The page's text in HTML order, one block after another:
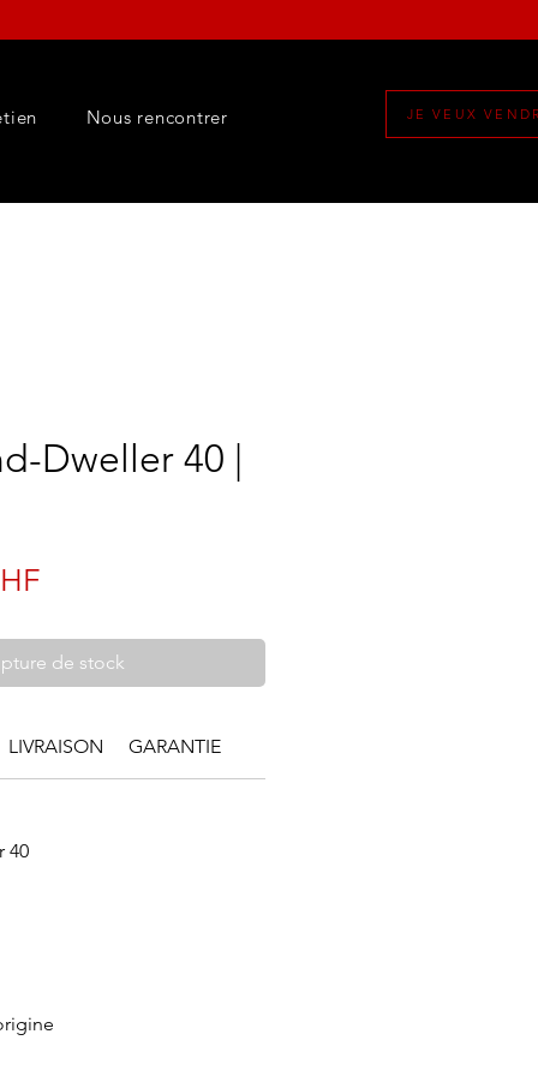
Nous rencontrer JE VEUX
Dweller 40 |
Prix
de stock
LIVRAISON GARANTIE
40